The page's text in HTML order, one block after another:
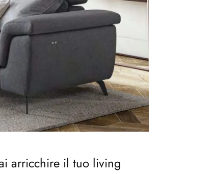
arricchire il tuo living